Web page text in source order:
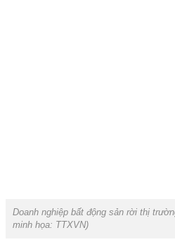
Doanh nghiệp bất động sản rời thị
minh họa: TTXVN)